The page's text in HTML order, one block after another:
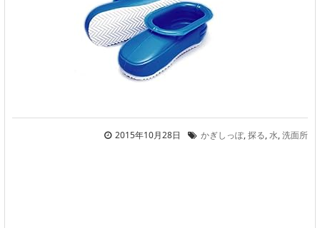
2015年10月28日 かぎしっぽ,探る,水,洗面所